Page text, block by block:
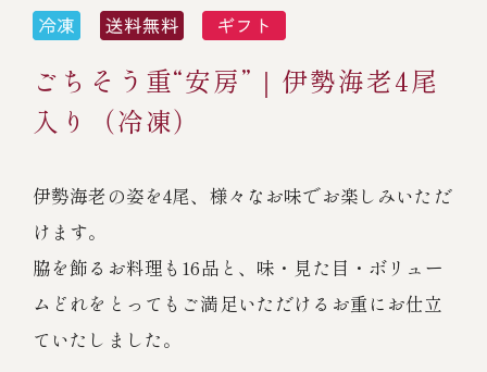
(中納言/鉄板焼ひかり)
（中納言厨房）
プライバシーポリシー
レストラン商品
全ての商品を見る
鉄板焼ひかり
中納言
伊勢海老料理（中納言厨房）
お弁当（冷凍）
その他
ギフト/贈り物
ごちそう重“安房”｜伊勢海老4尾
入り（冷凍）
伊勢海老の姿を4尾、様々なお味でお楽しみいただ
けます。
脇を飾るお料理も16品と、味・見た目・ボリュー
ムどれをとってもご満足いただけるお重にお仕立
ていたしました。